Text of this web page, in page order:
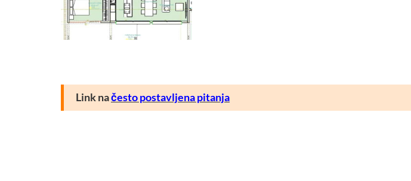
Link načesto postavljena pitanja